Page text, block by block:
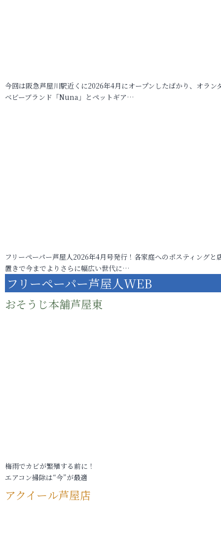
今回は阪急芦屋川駅近くに2026年4月にオープンしたばかり、オラン
ベビーブランド「Nuna」とペットギア…
フリーペーパー芦屋人2026年4月号発行！各家庭へのポスティングと
置きで今までよりさらに幅広い世代に…
フリーペーパー芦屋人WEB
おそうじ本舗芦屋東
梅雨でカビが繁殖する前に！
エアコン掃除は“今”が最適
アクイール芦屋店